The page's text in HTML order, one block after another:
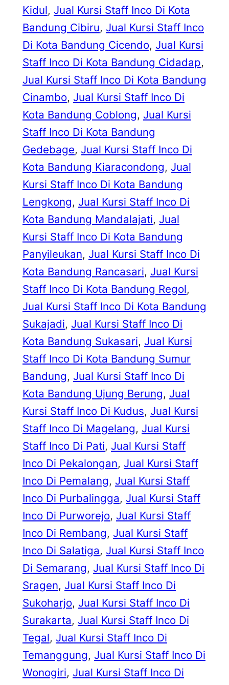
Kidul, Jual Kursi Staff Inco Di Kota
Bandung Cibiru, Jual Kursi Staff Inco
Di Kota Bandung Cicendo, Jual Kursi
Staff Inco Di Kota Bandung Cidadap
Jual Kursi Staff Inco Di Kota Bandung
Cinambo, Jual Kursi Staff Inco Di
Kota Bandung Coblong, Jual Kursi
Staff Inco Di Kota Bandung
Gedebage, Jual Kursi Staff Inco Di
Kota Bandung Kiaracondong, Jual
Kursi Staff Inco Di Kota Bandung
Lengkong, Jual Kursi Staff Inco Di
Kota Bandung Mandalajati, Jual
Kursi Staff Inco Di Kota Bandung
Panyileukan, Jual Kursi Staff Inco Di
Kota Bandung Rancasari, Jual Kursi
Staff Inco Di Kota Bandung Regol
Jual Kursi Staff Inco Di Kota Bandung
Sukajadi, Jual Kursi Staff Inco Di
Kota Bandung Sukasari, Jual Kursi
Staff Inco Di Kota Bandung Sumur
Bandung, Jual Kursi Staff Inco Di
Kota Bandung Ujung Berung, Jual
Kursi Staff Inco Di Kudus, Jual Kursi
Staff Inco Di Magelang, Jual Kursi
Staff Inco Di Pati, Jual Kursi Staff
Inco Di Pekalongan, Jual Kursi Staff
Inco Di Pemalang, Jual Kursi Staff
Inco Di Purbalingga, Jual Kursi Staff
Inco Di Purworejo, Jual Kursi Staff
Inco Di Rembang, Jual Kursi Staff
Inco Di Salatiga, Jual Kursi Staff Inco
Di Semarang, Jual Kursi Staff Inco Di
Sragen, Jual Kursi Staff Inco Di
Sukoharjo, Jual Kursi Staff Inco Di
Surakarta, Jual Kursi Staff Inco Di
Tegal, Jual Kursi Staff Inco Di
Temanggung, Jual Kursi Staff Inco Di
Wonogiri, Jual Kursi Staff Inco Di